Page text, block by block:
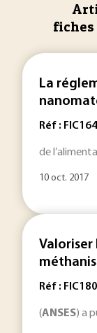
La
Réf :
de
10 oct. 2017
Valoriser
Réf :
(ANSES) a